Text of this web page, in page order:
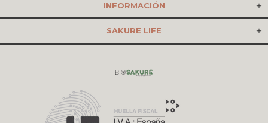
INFORMACIÓN
SAKURE LIFE